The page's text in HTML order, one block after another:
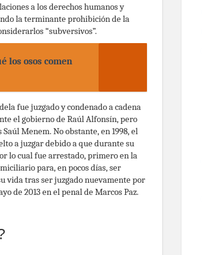
a los derechos humanos y
la terminante prohibición de la
“subversivos”.
los osos comen
fue juzgado y condenado a cadena
el gobierno de Raúl Alfonsín, pero
Menem. No obstante, en 1998, el
a juzgar debido a que durante su
lo cual fue arrestado, primero en la
para, en pocos días, ser
vida tras ser juzgado nuevamente por
de 2013 en el penal de Marcos Paz.